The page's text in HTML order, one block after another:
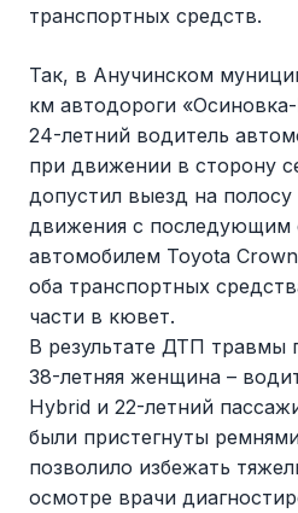
транспортных средств.
Так, в Анучинском
км автодороги
24-летний водитель
при движении в сторону
допустил выезд на полосу
движения с последующим
автомобилем Toyota
оба транспортных
части в кювет.
В результате ДТП травмы
38-летняя женщина –
Hybrid и 22-летний
были пристегнуты
позволило избежать
осмотре врачи